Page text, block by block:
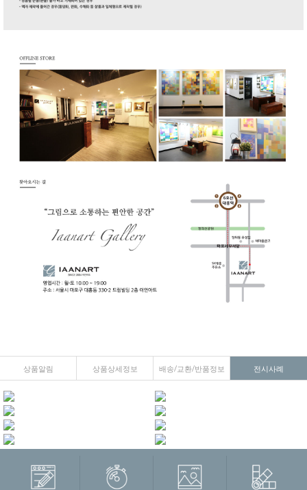
상품알림 상품상세정보 배송/교환/반품정보 전시사례